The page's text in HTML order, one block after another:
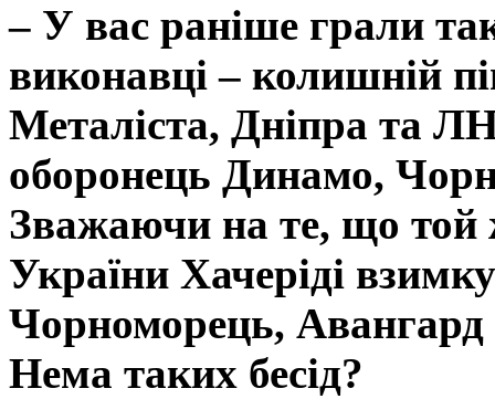
– У вас раніше грали
виконавці – колишній
Металіста, Дніпра та
оборонець Динамо,
Зважаючи на те, що той
України Хачеріді
Чорноморець, Авангард
Нема таких бесід?